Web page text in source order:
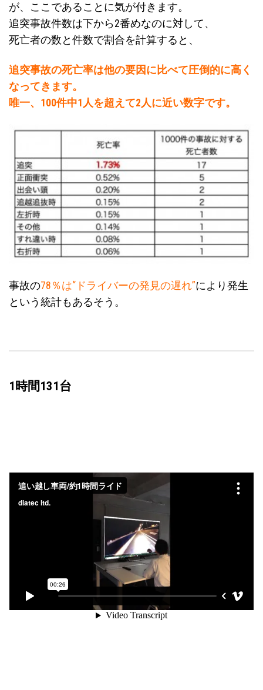
が、ここであることに気が付きます。
追突事故件数は下から2番めなのに対して、
死亡者の数と件数で割合を計算すると、
追突事故の死亡率は他の要因に比べて圧倒的に高く
なってきます。
唯一、100件中1人を超えて2人に近い数字です。
事故の78％は“ドライバーの発見の遅れ”により発生
という統計もあるそう。
1時間131台